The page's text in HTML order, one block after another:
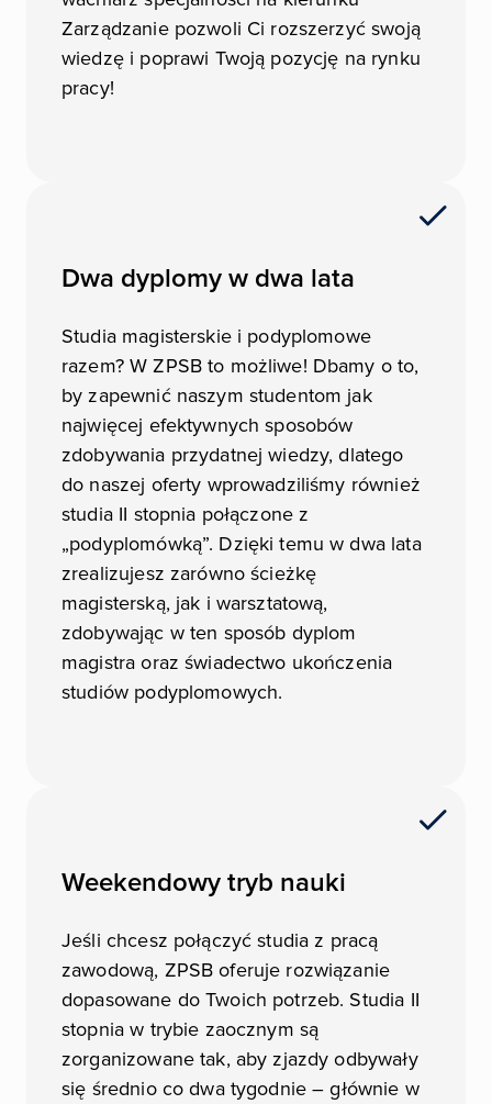
Zarządzanie pozwoli Ci rozszerzyć swoją
wiedzę i poprawi Twoją pozycję na rynku
pracy!
Dwa dyplomy w dwa lata
Studia magisterskie i podyplomowe
razem? W ZPSB to możliwe! Dbamy o to,
by zapewnić naszym studentom jak
najwięcej efektywnych sposobów
zdobywania przydatnej wiedzy, dlatego
do naszej oferty wprowadziliśmy również
studia II stopnia połączone z
„podyplomówką”. Dzięki temu w dwa lata
zrealizujesz zarówno ścieżkę
magisterską, jak i warsztatową,
zdobywając w ten sposób dyplom
magistra oraz świadectwo ukończenia
studiów podyplomowych.
Weekendowy tryb nauki
Jeśli chcesz połączyć studia z pracą
zawodową, ZPSB oferuje rozwiązanie
dopasowane do Twoich potrzeb. Studia II
stopnia w trybie zaocznym są
zorganizowane tak, aby zjazdy odbywały
się średnio co dwa tygodnie – głównie w